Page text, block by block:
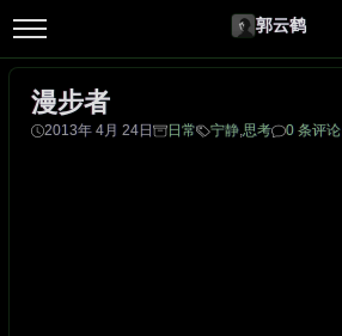
郭云鹤
漫步者
2013年 4月 24日 日常 宁静,思考 0 条评论